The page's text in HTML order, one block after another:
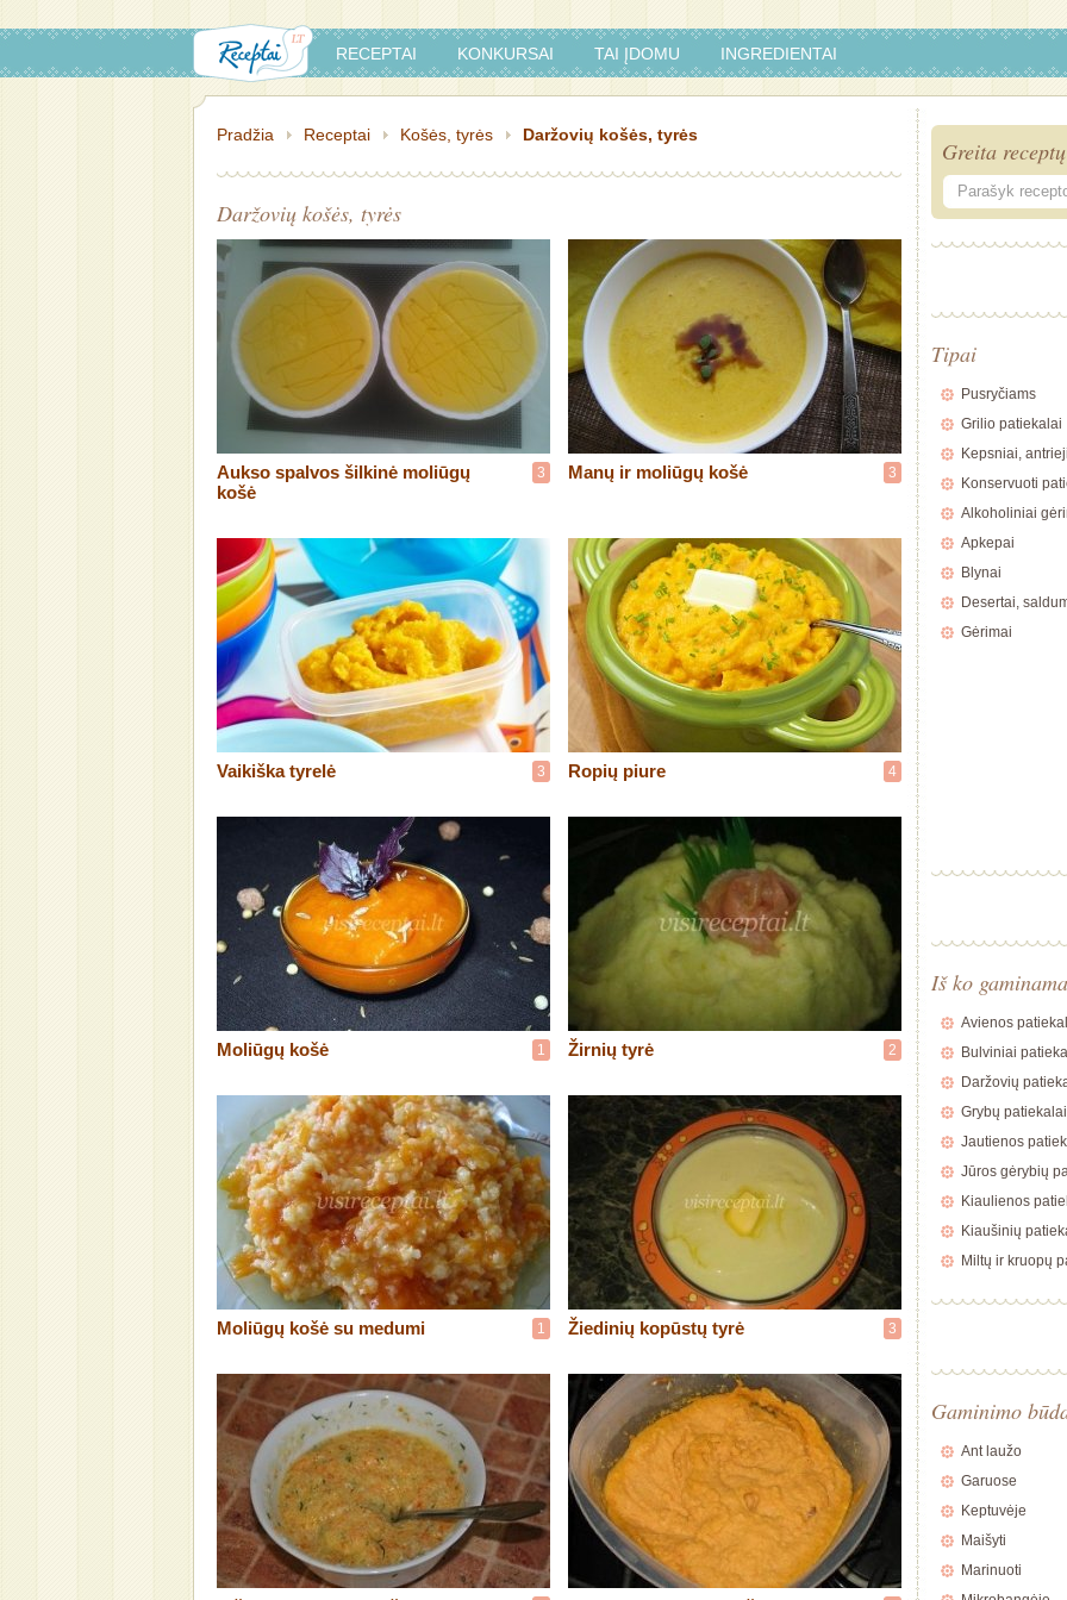
RECEPTAI KONKURSAI TAI ĮDOMU INGREDIENTAI
Pradžia Receptai Košės, tyrės Daržovių košės, tyrės
Daržovių košės, tyrės
Aukso spalvos šilkinė moliūgų
košė
3 Manų ir moliūgų košė 3
Vaikiška tyrelė 3 Ropių piure 4
Moliūgų košė 1 Žirnių tyrė 2
Moliūgų košė su medumi 1 Žiedinių kopūstų tyrė 3
Greita
Tipai
Pusryčiams
Grilio patiekalai
Kepsniai,
Konservuoti
Alkoholiniai
Apkepai
Blynai
Desertai,
Gėrimai
Iš ko gaminama
Avienos
Bulviniai
Daržovių
Grybų patiekalai
Jautienos
Jūros gėrybių
Kiaulienos
Kiaušinių
Miltų ir kruopų
Gaminimo
Ant laužo
Garuose
Keptuvėje
Maišyti
Marinuoti